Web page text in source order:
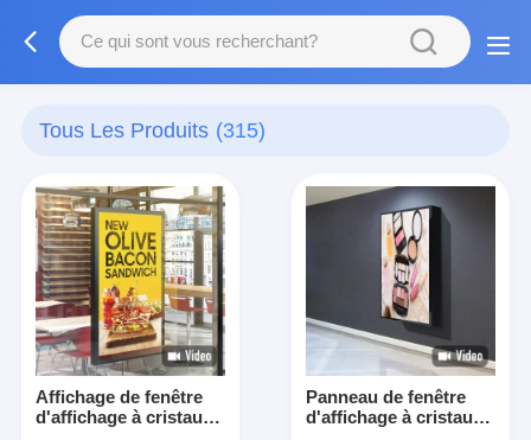
Tous Les Produits (315)
Affichage de fenêtre
d'affichage à cristaux
Panneau de fenêtre
d'affichage à cristaux